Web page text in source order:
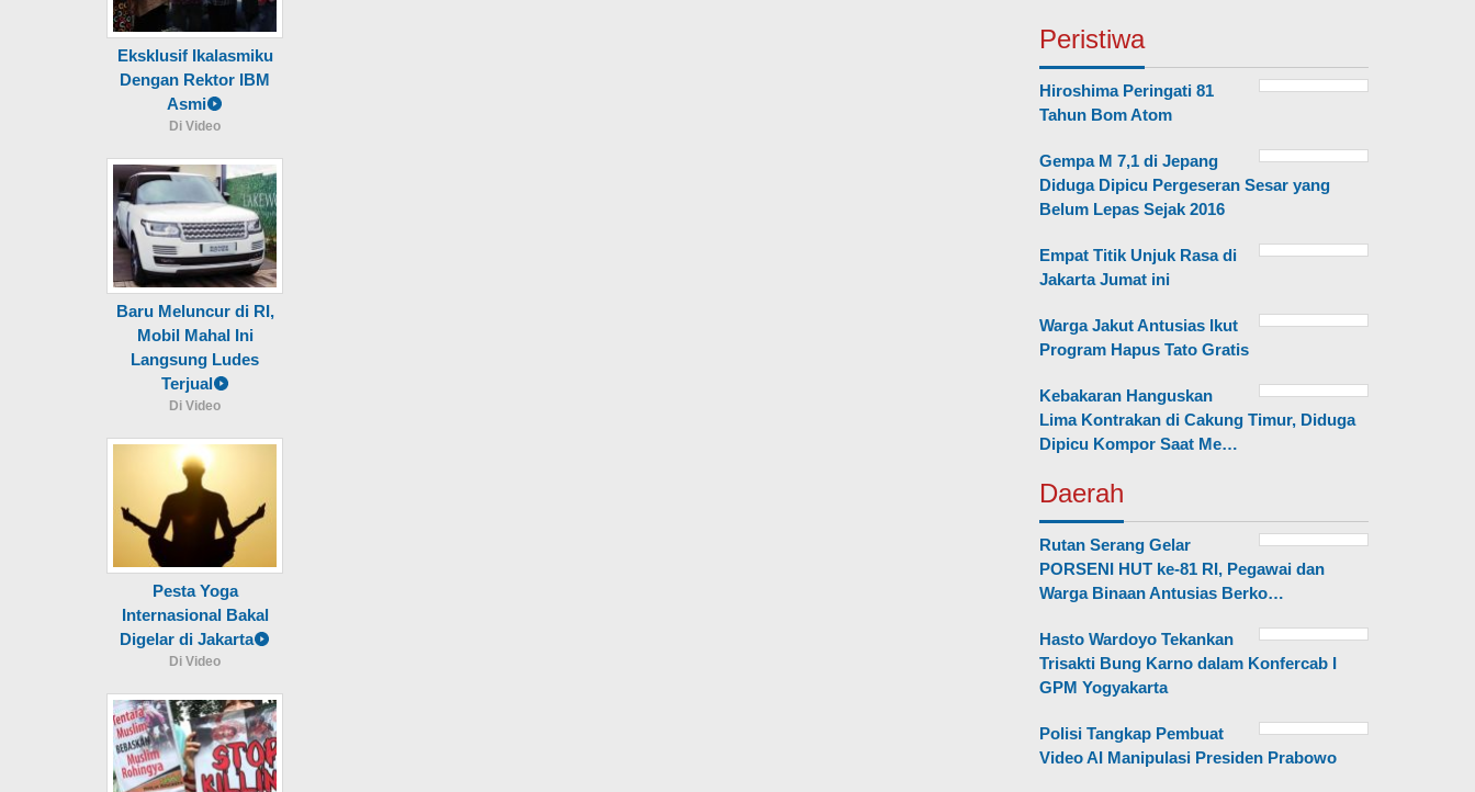
Eksklusif Ikalasmiku
Dengan Rektor IBM
Asmi
Di Video
Baru Meluncur di RI,
Mobil Mahal Ini
Langsung Ludes
Terjual
Di Video
Pesta Yoga
Internasional Bakal
Digelar di Jakarta
Di Video
Peristiwa
Hiroshima Peringati 81
Tahun Bom Atom
Gempa M 7,1 di Jepang
Diduga Dipicu Pergeseran Sesar yang
Belum Lepas Sejak 2016
Empat Titik Unjuk Rasa di
Jakarta Jumat ini
Warga Jakut Antusias Ikut
Program Hapus Tato Gratis
Kebakaran Hanguskan
Lima Kontrakan di Cakung Timur, Diduga
Dipicu Kompor Saat Me…
Daerah
Rutan Serang Gelar
PORSENI HUT ke-81 RI, Pegawai dan
Warga Binaan Antusias Berko…
Hasto Wardoyo Tekankan
Trisakti Bung Karno dalam Konfercab I
GPM Yogyakarta
Polisi Tangkap Pembuat
Video AI Manipulasi Presiden Prabowo